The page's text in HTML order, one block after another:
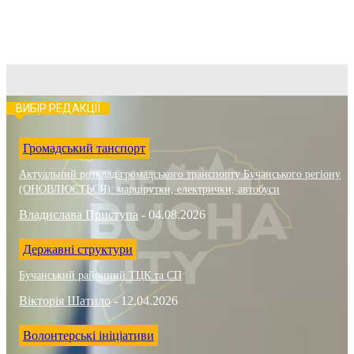
ВИБІР РЕДАКЦІЇ
Громадський танспорт
Актуальний розклад громадського транспорту Бучанського регіону
(ОНОВЛЮЄТЬСЯ): маршрутки, електрички, автобуси
Владислава Приступа - 04.08.2026
Державні структури
Бучанський районний ТЦК та СП
Вікторія Шатило - 12.04.2026
Волонтерські ініціативи